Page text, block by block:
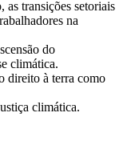
as transições setoriais
na
do
climática.
direito à terra como
climática.